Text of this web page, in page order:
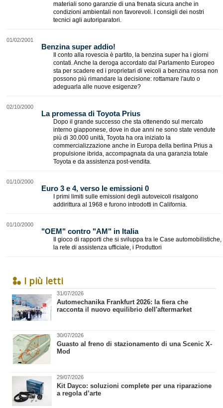
materiali sono garanzie di una frenata sicura anche in
condizioni ambientali non favorevoli. I consigli dei nostri
tecnici agli autoriparatori.
01/02/2001
Benzina super addio!
Il conto alla rovescia è partito, la benzina super ha i giorni
contati. Anche la deroga accordato dal Parlamento Europeo
sta per scadere ed i proprietari di veicoli a benzina rossa non
possono più rimandare la decisione: rottamare l'auto o
adeguarla alle nuove esigenze?
02/10/2000
La promessa di Toyota Prius
Dopo il grande successo che sta ottenendo sul mercato
interno giapponese, dove in due anni ne sono state vendute
più di 30.000 unità, Toyota ha ora iniziato la
commercializzazione anche in Europa della berlina Prius a
propulsione ibrida, accompagnata da una garanzia totale
Toyota e da assistenza post-vendita.
01/10/2000
Euro 3 e 4, verso le emissioni 0
I primi limiti sulle emissioni degli autoveicoli risalgono
addirittura al 1968 e furono introdotti in California.
01/10/2000
"OEM" contro "AM" in Italia
Il gioco di rapporti che si sviluppa tra le Case automobilistiche,
la rete di assistenza ufficiale, i Produttori
I più letti
31/07/2026
​Automechanika Frankfurt 2026: la fiera che
racconta il nuovo equilibrio dell'aftermarket
30/07/2026
Guasto al freno di stazionamento di una Scenic X-
Mod
29/07/2026
Kit Dayco: soluzioni complete per una riparazione
a regola d’arte